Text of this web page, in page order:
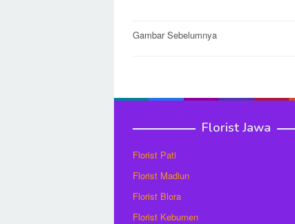
Post
Gambar Sebelumnya
Florist Jawa
Florist Pati
Florist Madiun
Florist Blora
Florist Kebumen